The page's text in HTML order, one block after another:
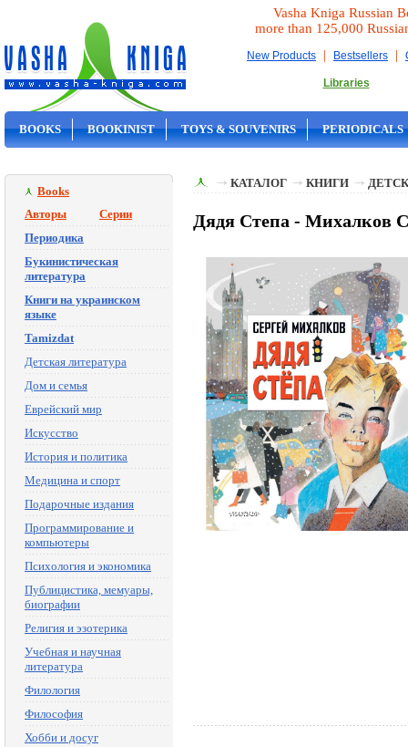
Vasha Kniga Russian
more than 125,000
New Products | Bestsellers |
Libraries
BOOKS BOOKINIST TOYS & SOUVENIRS PERIODICALS
Books
Авторы
Серии
Периодика
Букинистическая
литература
Книги на украинском
языке
Tamizdat
Детская литература
Дом и семья
Еврейский мир
Искусство
История и политика
Медицина и спорт
Подарочные издания
Программирование и
компьютеры
Психология и экономика
Публицистика, мемуары,
биографии
Религия и эзотерика
Учебная и научная
литература
Филология
Философия
Хобби и досуг
КАТАЛОГ КНИГИ
Дядя Степа - Михалков